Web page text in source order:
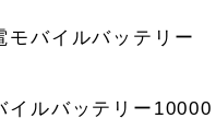
モバイルバッテリー
イルバッテリー10000